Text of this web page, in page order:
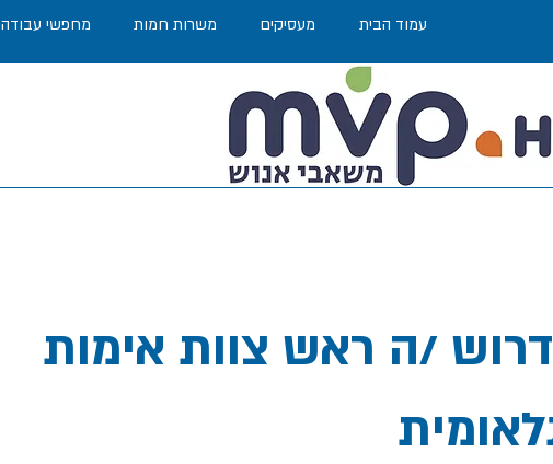
עמוד הבית מעסיקים משרות חמות מחפשי עבודה
דרוש /ה ראש צוות אימות VLSI לחברת